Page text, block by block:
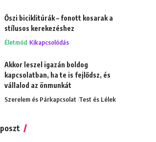
Őszi biciklitúrák – fonott kosarak a
stílusos kerekezéshez
Életmód Kikapcsolódás
Akkor leszel igazán boldog
kapcsolatban, ha te is fejlődsz, és
vállalod az önmunkát
Szerelem és Párkapcsolat Test és Lélek